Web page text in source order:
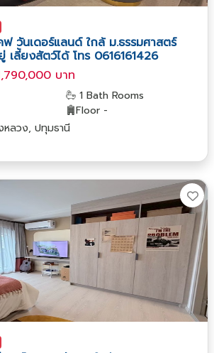
ฟ วันเดอร์แลนด์ ใกล้ ม.ธรรมศาสตร์
ลี้ยงสัตว์ได้ โทร 0616161426
บาท
1 Bath Rooms
Floor -
ลวง, ปทุมธานี